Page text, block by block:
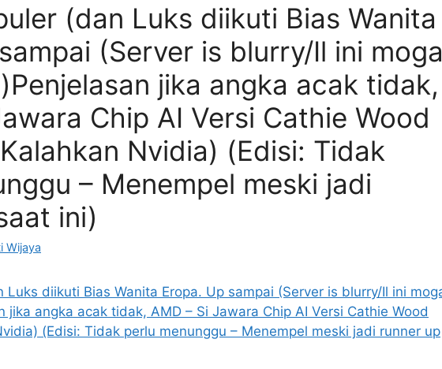
(dan Luks diikuti Bias Wanita
(Server is blurry/Il ini moga
jika angka acak tidak,
Chip AI Versi Cathie Wood
Nvidia) (Edisi: Tidak
– Menempel meski jadi
ini)
Wijaya